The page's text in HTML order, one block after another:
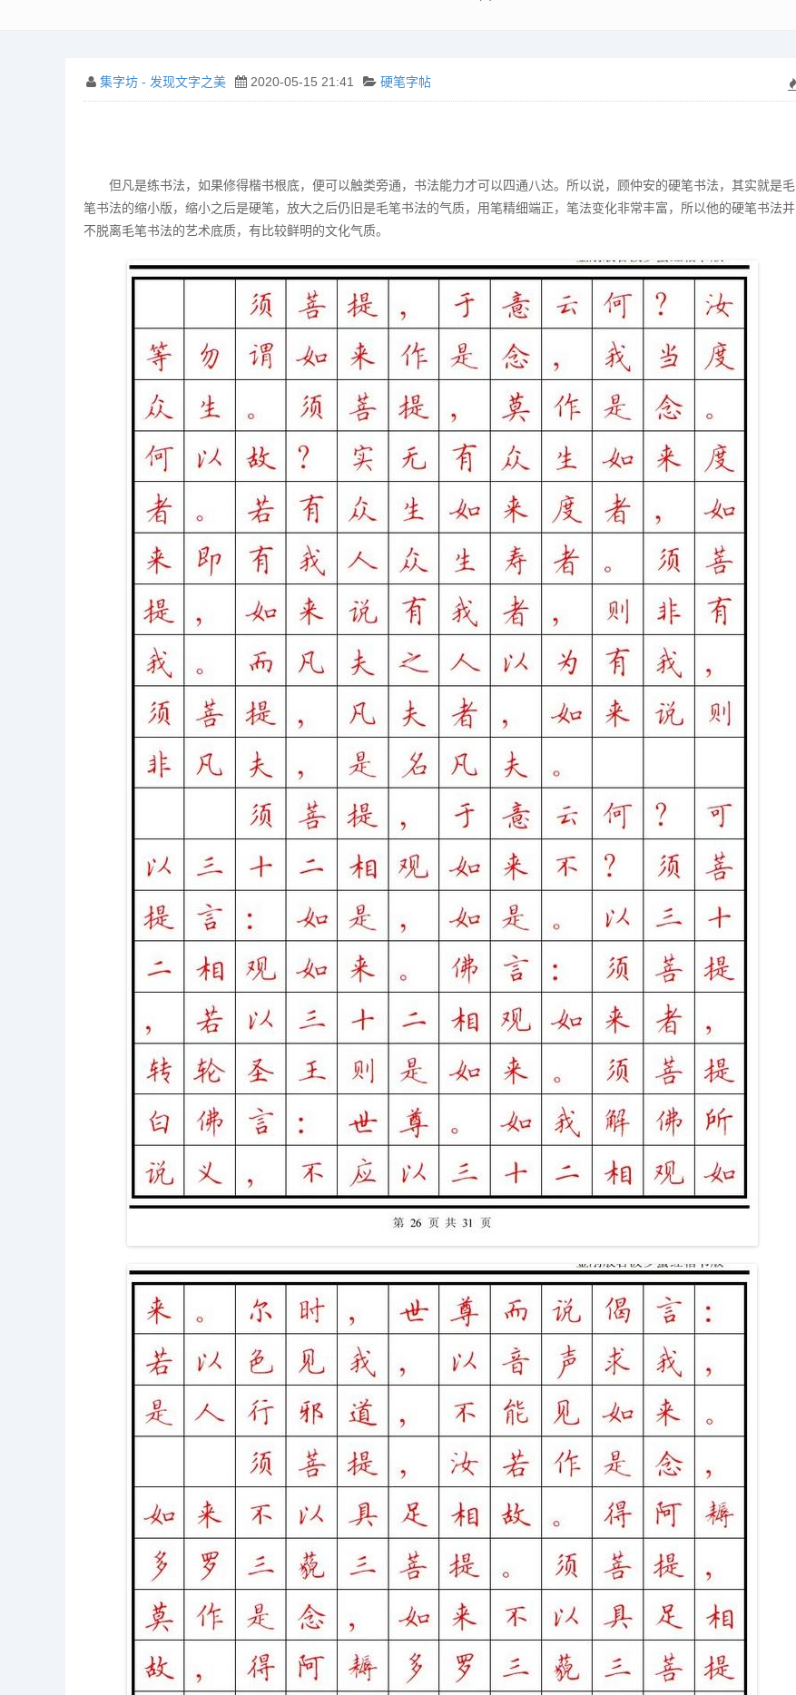
集字坊 - 发现文字之美 2020-05-15 21:41 硬笔字帖
但凡是练书法，如果修得楷书根底，便可以触类旁通，书法能力才可以四通八达。所以说，顾仲安的硬笔书法，其实就是毛
笔书法的缩小版，缩小之后是硬笔，放大之后仍旧是毛笔书法的气质，用笔精细端正，笔法变化非常丰富，所以他的硬笔书法并
不脱离毛笔书法的艺术底质，有比较鲜明的文化气质。